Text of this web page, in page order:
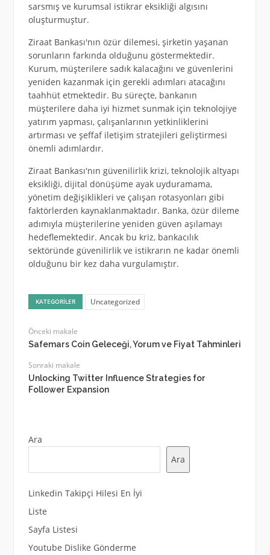
sarsmış ve kurumsal istikrar eksikliği algısını
oluşturmuştur.
Ziraat Bankası'nın özür dilemesi, şirketin yaşanan
sorunların farkında olduğunu göstermektedir.
Kurum, müşterilere sadık kalacağını ve güvenlerini
yeniden kazanmak için gerekli adımları atacağını
taahhüt etmektedir. Bu süreçte, bankanın
müşterilere daha iyi hizmet sunmak için teknolojiye
yatırım yapması, çalışanlarının yetkinliklerini
artırması ve şeffaf iletişim stratejileri geliştirmesi
önemli adımlardır.
Ziraat Bankası'nın güvenilirlik krizi, teknolojik altyapı
eksikliği, dijital dönüşüme ayak uyduramama,
yönetim değişiklikleri ve çalışan rotasyonları gibi
faktörlerden kaynaklanmaktadır. Banka, özür dileme
adımıyla müşterilerine yeniden güven aşılamayı
hedeflemektedir. Ancak bu kriz, bankacılık
sektöründe güvenilirlik ve istikrarın ne kadar önemli
olduğunu bir kez daha vurgulamıştır.
KATEGORILER Uncategorized
Önceki makale
Safemars Coin Geleceği, Yorum ve Fiyat Tahminleri
Sonraki makale
Unlocking Twitter Influence Strategies for
Follower Expansion
Ara
Ara
Linkedin Takipçi Hilesi En İyi
Liste
Sayfa Listesi
Youtube Dislike Gönderme